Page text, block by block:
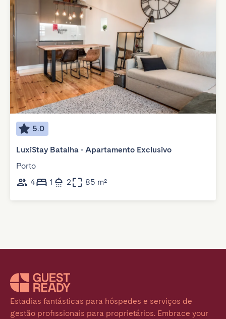
5.0
LuxiStay Batalha - Apartamento Exclusivo
Porto
4
1 2 85 m²
Estadias fantásticas para hóspedes e serviços de
gestão profissionais para proprietários. Embrace your